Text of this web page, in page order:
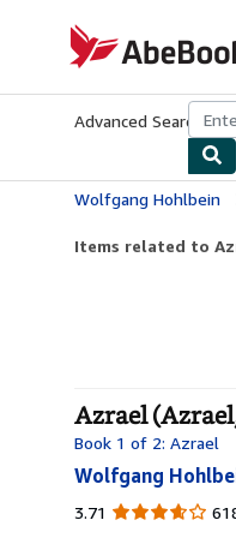
AbeBooks.com
Advanced Search
Wolfgang Hohlbein
Items related to
Azrael
Book 1 of 2: Azrael
Wolfgang
3.71 3.71